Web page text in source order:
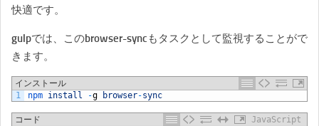
快適です。
gulpでは、このbrowser-syncもタスクとして監視することがで
きます。
インストール
1
npm install -g browser-sync
コード
JavaScript